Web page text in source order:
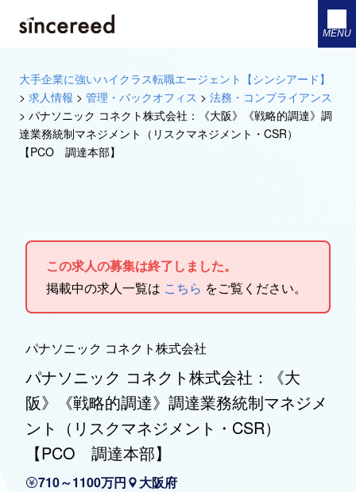
MENU
大手企業に強いハイクラス転職エージェント【シンシアード】
> 求人情報 > 管理・バックオフィス > 法務・コンプライアンス
> パナソニック コネクト株式会社：《大阪》《戦略的調達》調
達業務統制マネジメント（リスクマネジメント・CSR）
【PCO 調達本部】
この求人の募集は終了しました。
掲載中の求人一覧は こちら をご覧ください。
パナソニック コネクト株式会社
パナソニック コネクト株式会社：《大
阪》《戦略的調達》調達業務統制マネジメ
ント（リスクマネジメント・CSR）
【PCO 調達本部】
710～1100万円 大阪府